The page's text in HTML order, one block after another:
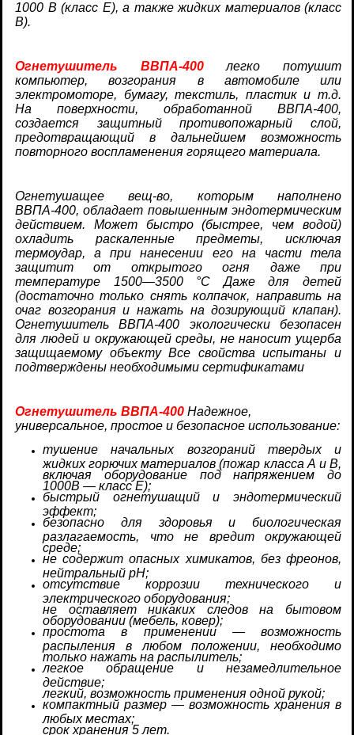
1000 В (класс Е), а также жидких материалов (класс
В).
Огнетушитель ВВПА-400легко потушит
компьютер, возгорания в автомобиле или
электромоторе, бумагу, текстиль, пластик и т.д.
На поверхности, обработанной ВВПА-400,
создается защитный противопожарный слой,
предотвращающий в дальнейшем возможность
повторного воспламенения горящего материала.
Огнетушащее вещ-во, которым наполнено
ВВПА-400, обладает повышенным эндотермическим
действием. Может быстро (быстрее, чем водой)
охладить раскаленные предметы, исключая
термоудар, а при нанесении его на части тела
защитит от открытого огня даже при
температуре 1500—3500 °С Даже для детей
(достаточно только снять колпачок, направить на
очаг возгорания и нажать на дозирующий клапан).
Огнетушитель ВВПА-400 экологически безопасен
для людей и окружающей среды, не наносит ущерба
защищаемому объекту Все свойства испытаны и
подтверждены необходимыми сертификатами
Огнетушитель ВВПА-400 Надежное,
универсальное, простое и безопасное использование:
тушение начальных возгораний твердых и
жидких горючих материалов (пожар класса А и В,
включая оборудование под напряжением до
1000В — класс Е);
быстрый огнетушащий и эндотермический
эффект;
безопасно для здоровья и биологическая
разлагаемость, что не вредит окружающей
среде;
не содержит опасных химикатов, без фреонов,
нейтральный рН;
отсутствие коррозии технического и
электрического оборудования;
не оставляет никаких следов на бытовом
оборудовании (мебель, ковер);
простота в применении — возможность
распыления в любом положении, необходимо
только нажать на распылитель;
легкое обращение и незамедлительное
действие;
легкий, возможность применения одной рукой;
компактный размер — возможность хранения в
любых местах;
срок хранения 5 лет.